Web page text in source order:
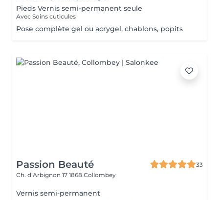
Pieds Vernis semi-permanent seule
Avec Soins cuticules
Pose complète gel ou acrygel, chablons, popits
Passion Beauté
33
Ch. d’Arbignon 17 1868 Collombey
Vernis semi-permanent